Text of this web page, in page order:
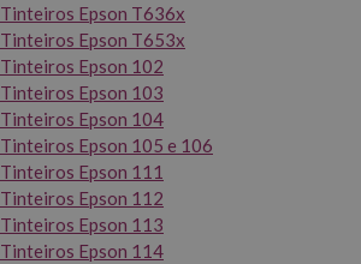
Tinteiros Epson T636x
Tinteiros Epson T653x
Tinteiros Epson 102
Tinteiros Epson 103
Tinteiros Epson 104
Tinteiros Epson 105 e 106
Tinteiros Epson 111
Tinteiros Epson 112
Tinteiros Epson 113
Tinteiros Epson 114